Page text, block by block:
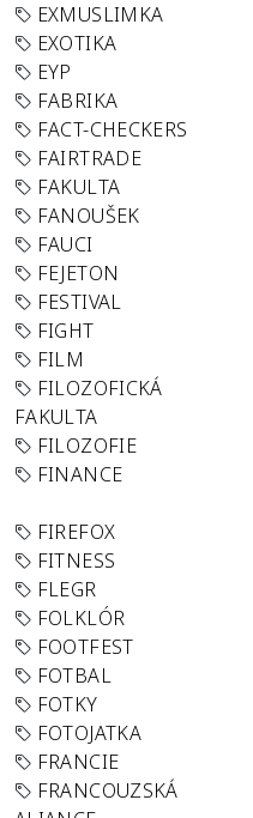
EXMUSLIMKA
EXOTIKA
EYP
FABRIKA
FACT-CHECKERS
FAIRTRADE
FAKULTA
FANOUŠEK
FAUCI
FEJETON
FESTIVAL
FIGHT
FILM
FILOZOFICKÁ
FAKULTA
FILOZOFIE
FINANCE
FIREFOX
FITNESS
FLEGR
FOLKLÓR
FOOTFEST
FOTBAL
FOTKY
FOTOJATKA
FRANCIE
FRANCOUZSKÁ